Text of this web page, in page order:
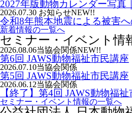
2027年版動物カレンダー写真
2026.07.30 お知らせNEW!!
令和8年熊本地震による被害
新着情報の一覧へ
セミナー・イベント情
2026.08.06当協会関係NEW!!
第6回 JAWS動物福祉市民講座
2026.07.10当協会関係
第5回 JAWS動物福祉市民講座
2026.06.12当協会関係
【終了】第4回 JAWS動物福
セミナー・イベント情報の一覧へ